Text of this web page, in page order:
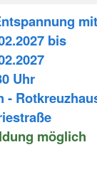
bis
Uhr
-
möglich